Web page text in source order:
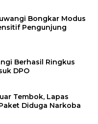
Bongkar Modus
Pengunjung
Berhasil Ringkus
DPO
Tembok, Lapas
Diduga Narkoba